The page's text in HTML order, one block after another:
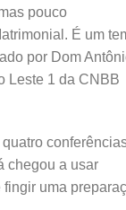
pouco
É um
por Dom
Leste 1 da CNBB
chegou a usar
uma